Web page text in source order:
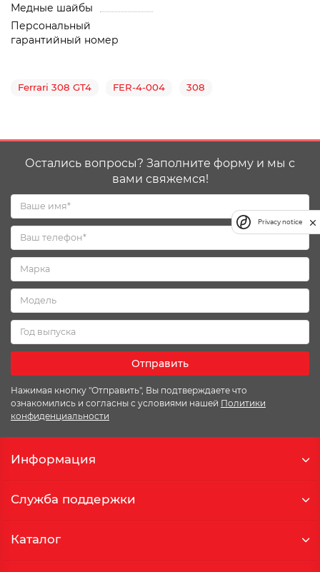
Медные шайбы
Персональный
гарантийный номер
Ferrari 308 GT4 FER-4-004 308
Остались вопросы? Заполните форму и мы с
вами свяжемся!
Отправить
Нажимая кнопку "Отправить", Вы подтверждаете что
ознакомились и согласны с условиями нашей Политики
конфиденциальности
Информация
Служба поддержки
Каталог
Privacy notice